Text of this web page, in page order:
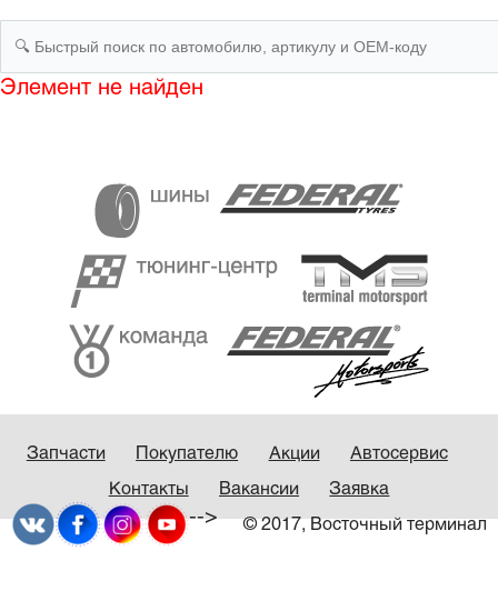
Элемент не найден
Запчасти Покупателю Акции Автосервис
Контакты Вакансии Заявка
© 2017, Восточный терминал
-->